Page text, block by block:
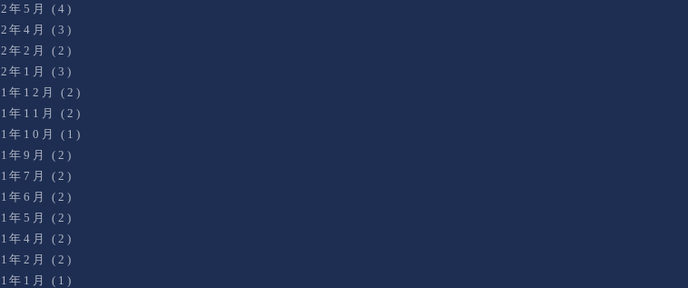
年5月
(4)
年4月
(3)
年2月
(2)
年1月
(3)
年12月
(2)
年11月
(2)
年10月
(1)
年9月
(2)
年7月
(2)
年6月
(2)
年5月
(2)
年4月
(2)
年2月
(2)
年1月
(1)